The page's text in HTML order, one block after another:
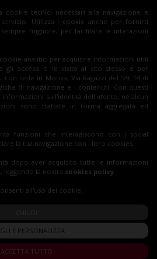
© 2026 AC Monza
All rights reserved
al Monza
Biglietti
Policy| Accessibilità Digitale
cookie tecnici necessari alla navigazione e
Utilizza i cookie anche per fornirti
sempre migliore, per facilitare le interazioni
analitici per acquisire informazioni utili
gli accessi o le visite al sito stesso e per
con sede in Monza, Via Ragazzi del '99, 14 di
di navigazione e i contenuti. Con questi
sull'identità dell'utente, né alcun
sono trattate in forma aggregata ed
funzioni che interagiscono con i social
la tua navigazione con i loro cookies.
dopo aver acquisito tutte le informazioni
leggendo la nostra cookies policy.
all'uso dei cookie.
E PERSONALIZZA
ACCETTA TUTTO